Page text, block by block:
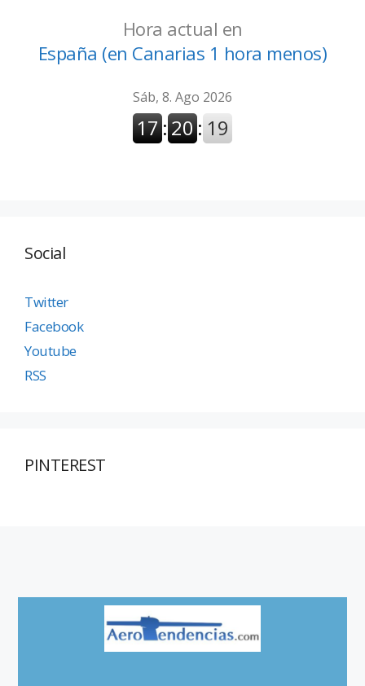
Hora actual en
España (en Canarias 1 hora menos)
Social
Twitter
Facebook
Youtube
RSS
PINTEREST